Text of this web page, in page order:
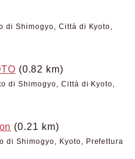
di Shimogyo, Città di Kyoto,
(0.82 km)
di Shimogyo, Città di Kyoto,
(0.21 km)
di Shimogyo, Kyoto, Prefettura